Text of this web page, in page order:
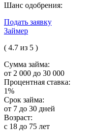
Шанс одобрения:
Подать заявку
Займер
( 4.7 из 5 )
Сумма займа:
от 2 000 до 30 000
Процентная ставка:
1%
Срок займа:
от 7 до 30 дней
Возраст:
с 18 до 75 лет